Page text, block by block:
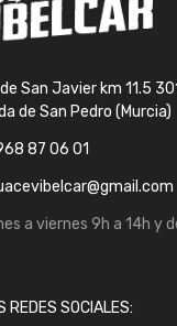
San Javier km 11.5
de San Pedro (Murcia)
87 06 01
a viernes 9h a 14h y
REDES SOCIALES: